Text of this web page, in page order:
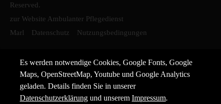
Reserved.
zur Website Ambulanter Pflegedienst
Marl
Datenschutz Nutzungsbedingungen
Es werden notwendige Cookies, Google Fonts, Google
Maps, OpenStreetMap, Youtube und Google Analytics
geladen. Details finden Sie in unserer
Datenschutzerklärung und unseremImpressum.